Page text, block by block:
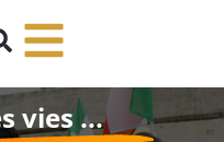
vies ...